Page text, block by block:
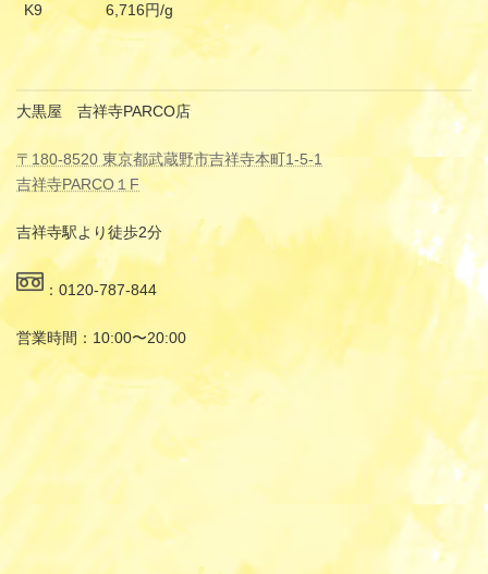
K9
6,716円/g
大黒屋 吉祥寺PARCO店
〒180-8520 東京都武蔵野市吉祥寺本町1-5-1
吉祥寺PARCO１F
吉祥寺駅より徒歩2分
：0120-787-844
営業時間：10:00〜20:00